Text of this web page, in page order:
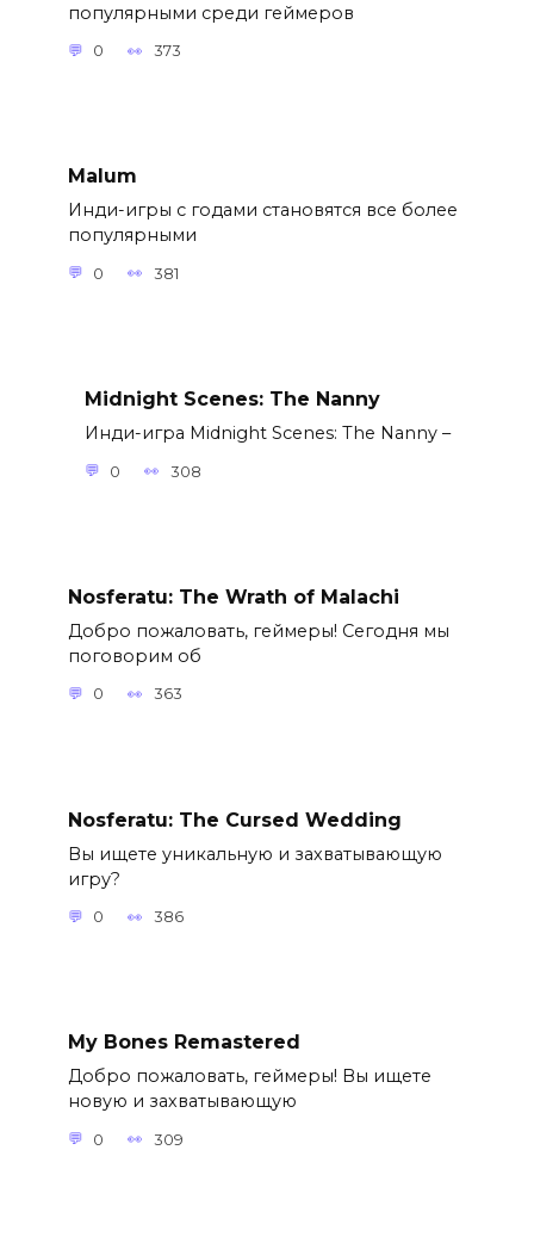
популярными среди геймеров
0 373
Malum
Инди-игры с годами становятся все более
популярными
0 381
Midnight Scenes: The Nanny
Инди-игра Midnight Scenes: The Nanny –
0 308
Nosferatu: The Wrath of Malachi
Добро пожаловать, геймеры! Сегодня мы
поговорим об
0 363
Nosferatu: The Cursed Wedding
Вы ищете уникальную и захватывающую
игру?
0 386
My Bones Remastered
Добро пожаловать, геймеры! Вы ищете
новую и захватывающую
0 309